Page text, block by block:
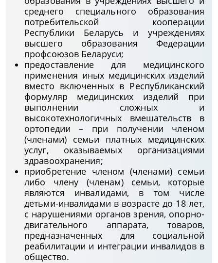
среднего специального образования
потребительской кооперации
Республики Беларусь и учреждениях
высшего образования Федерации
профсоюзов Беларуси;
предоставление для медицинского
применения иных медицинских изделий
вместо включенных в Республиканский
формуляр медицинских изделий при
выполнении сложных и
высокотехнологичных вмешательств в
ортопедии – при получении членом
(членами) семьи платных медицинских
услуг, оказываемых организациями
здравоохранения;
приобретение членом (членами) семьи
либо члену (членам) семьи, которые
являются инвалидами, в том числе
детьми-инвалидами в возрасте до 18 лет,
с нарушениями органов зрения, опорно-
двигательного аппарата, товаров,
предназначенных для социальной
реабилитации и интеграции инвалидов в
общество.